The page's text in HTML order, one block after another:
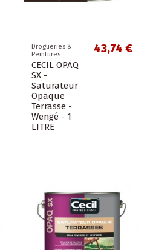
Drogueries &
Peintures
CECIL OPAQ
SX -
Saturateur
Opaque
Terrasse -
Wengé - 1
LITRE
43,74 €